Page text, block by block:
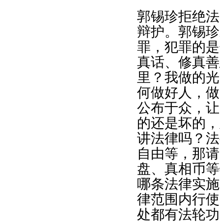
郭锡珍拒绝
辩护。郭锡
罪，犯罪的
真话、修真
里？我做的
何做好人，
公布于众，
的还是坏的
讲法律吗？
自由等，那
盘、真相币
哪条法律实
律范围内行
处都有法轮